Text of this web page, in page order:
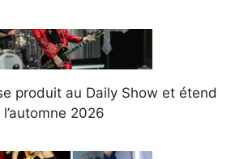
produit au Daily Show et étend
2026